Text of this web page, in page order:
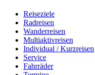
Reiseziele
Radreisen
Wanderreisen
Multiaktivreisen
Individual / Kurzreisen
Service
Fahrräder